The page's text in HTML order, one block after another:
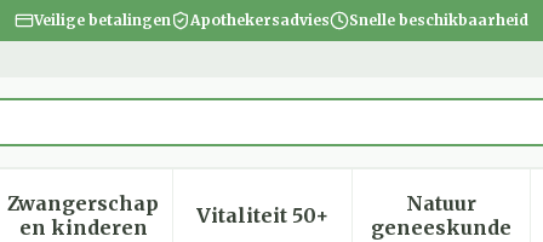
Veilige betalingen Apothekersadvies Snelle beschikbaarheid
verzorging en hygiëne categorie
voor Dieet, voeding en vitamines categorie
Zwangerschap
en kinderenToon submenu voor Zwangerschap en
Vitaliteit 50+Toon submenu voor
Natuur
geneeskunde
Toon